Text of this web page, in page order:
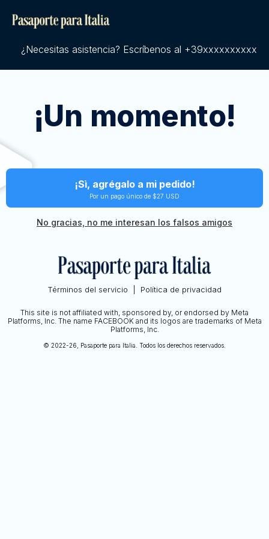
¿Necesitas asistencia? Escríbenos al +39xxxxxxxxxx
¡Un momento!
¡Sì, agrégalo a mi pedido!
Por un pago único de $27 USD
No gracias, no me interesan los falsos amigos
Términos del servicio Política de privacidad
This site is not affiliated with, sponsored by, or endorsed by Meta
Platforms, Inc. The name FACEBOOK and its logos are trademarks of Meta
Platforms, Inc.
© 2022-26, Pasaporte para Italia. Todos los derechos reservados.